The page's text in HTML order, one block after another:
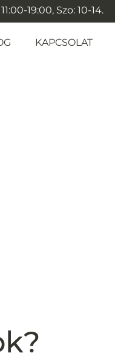
19:00, Szo: 10-14.
KAPCSOLAT